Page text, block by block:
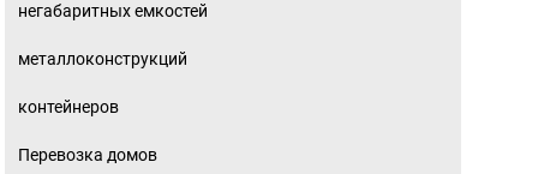
негабаритных емкостей
металлоконструкций
контейнеров
Перевозка домов